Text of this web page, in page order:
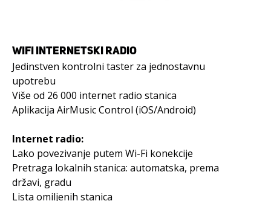
WIFI INTERNETSKI RADIO
Jedinstven kontrolni taster za jednostavnu
upotrebu
Više od 26 000 internet radio stanica
Aplikacija AirMusic Control (iOS/Android)
Internet radio:
Lako povezivanje putem Wi-Fi konekcije
Pretraga lokalnih stanica: automatska, prema
državi, gradu
Lista omiljenih stanica